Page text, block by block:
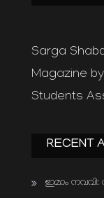
Sarga
Magazine
Students
RECENT
ഇമാം